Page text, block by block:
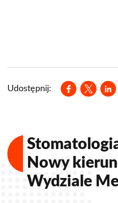
Udostępnij:
Opens in a
Opens
Nowy
Wydziale